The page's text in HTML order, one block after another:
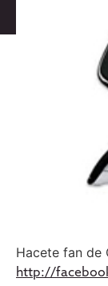
Hacete fan de
http://